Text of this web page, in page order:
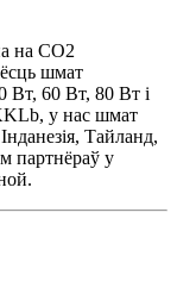
на CO2
шмат
Вт, 60 Вт, 80 Вт і
у нас шмат
Тайланд,
партнёраў у